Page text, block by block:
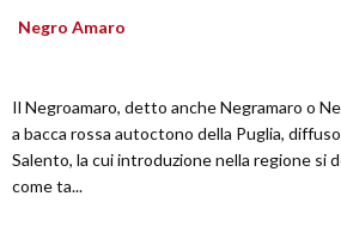
Negro Amaro
Il Negroamaro, detto anche Negramaro o
a bacca rossa autoctono della Puglia,
Salento, la cui introduzione nella regione si
come ta...